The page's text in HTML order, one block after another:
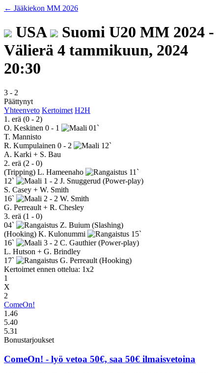
← Jääkiekon MM 2026
USA Suomi U20 MM 2024 -
Välierä 4 tammikuun, 2024
20:30
3 - 2
Päättynyt
Yhteenveto Kertoimet H2H
1. erä (0 - 2)
O. Keskinen 0 - 1
01`
T. Mannisto
R. Kumpulainen 0 - 2
12`
A. Karki + S. Bau
2. erä (2 - 0)
(Tripping) L. Hameenaho
11`
12`
1 - 2 J. Snuggerud (Power-play)
S. Casey + W. Smith
16`
2 - 2 W. Smith
G. Perreault + R. Chesley
3. erä (1 - 0)
04`
Z. Buium (Slashing)
(Hooking) K. Kulonummi
15`
16`
3 - 2 C. Gauthier(Power-play)
L. Hutson + G. Brindley
17`
G. Perreault (Hooking)
Kertoimet ennen ottelua: 1x2
1
X
2
ComeOn!
1.46
5.40
5.31
Bonustarjoukset
ComeOn! - lyö vetoa 50€, saa 50€ ilmaisvetoina